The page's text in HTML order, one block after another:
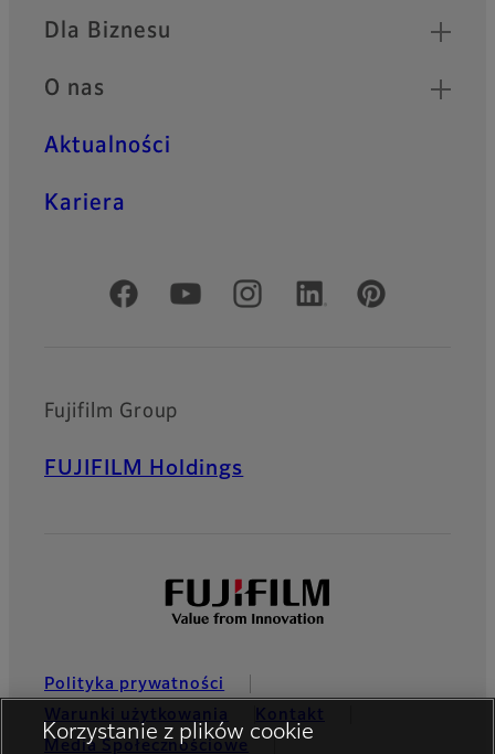
Dla Biznesu
O nas
Aktualności
Kariera
Oficjalne profile społecznościowe
Fujifilm Group
FUJIFILM Holdings
Polityka prywatności
Warunki użytkowania
Kontakt
Media Społecznościowe
Korzystanie z plików cookie